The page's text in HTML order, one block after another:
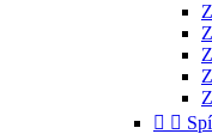
 